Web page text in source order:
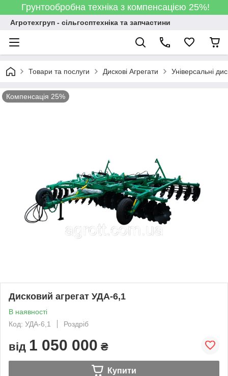
Грунтообробна техніка з компенсацією 25%!
Агротехгруп - сільгосптехніка та запчастини
Товари та послуги Дискові Агрегати Універсальні
Компенсація 25%
Дисковий агрегат УДА-6,1
В наявності
Код: УДА-6,1
Роздріб
від 1 050 000 ₴
Купити